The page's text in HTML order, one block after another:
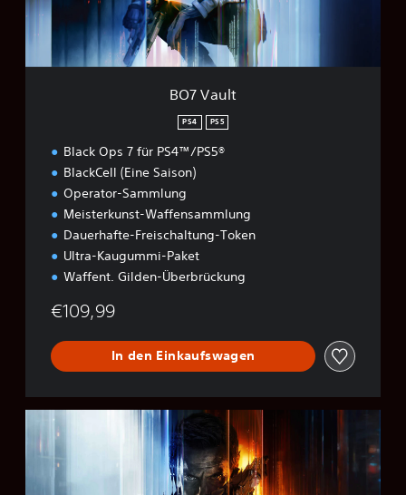
BO7 Vault
PS4 PS5
Black Ops 7 für PS4™/PS5®
BlackCell (Eine Saison)
Operator-Sammlung
Meisterkunst-Waffensammlung
Dauerhafte-Freischaltung-Token
Ultra-Kaugummi-Paket
Waffent. Gilden-Überbrückung
€109,99
In den Einkaufswagen